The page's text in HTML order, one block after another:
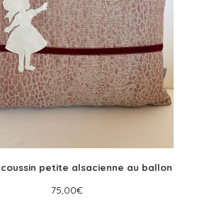
coussin petite alsacienne au ballon
75,00€